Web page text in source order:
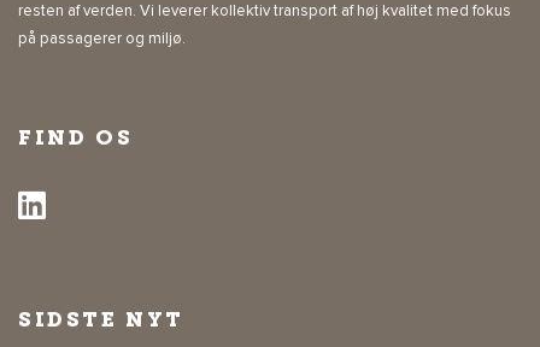
resten af verden. Vi leverer kollektiv transport af høj kvalitet med fokus
på passagerer og miljø.
FIND OS
SIDSTE NYT